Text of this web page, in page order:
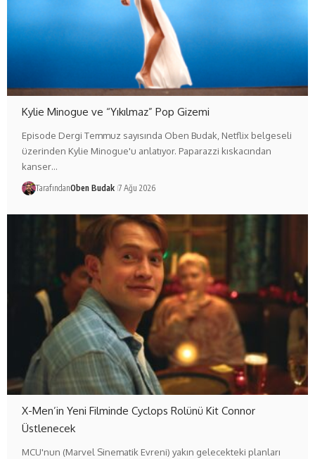
Kylie Minogue ve “Yıkılmaz” Pop Gizemi
Episode Dergi Temmuz sayısında Oben Budak, Netflix belgeseli
üzerinden Kylie Minogue'u anlatıyor. Paparazzi kıskacından
kanser…
TarafındanOben Budak 7 Ağu 2026
X-Men’in Yeni Filminde Cyclops Rolünü Kit Connor
Üstlenecek
MCU'nun (Marvel Sinematik Evreni) yakın gelecekteki planları